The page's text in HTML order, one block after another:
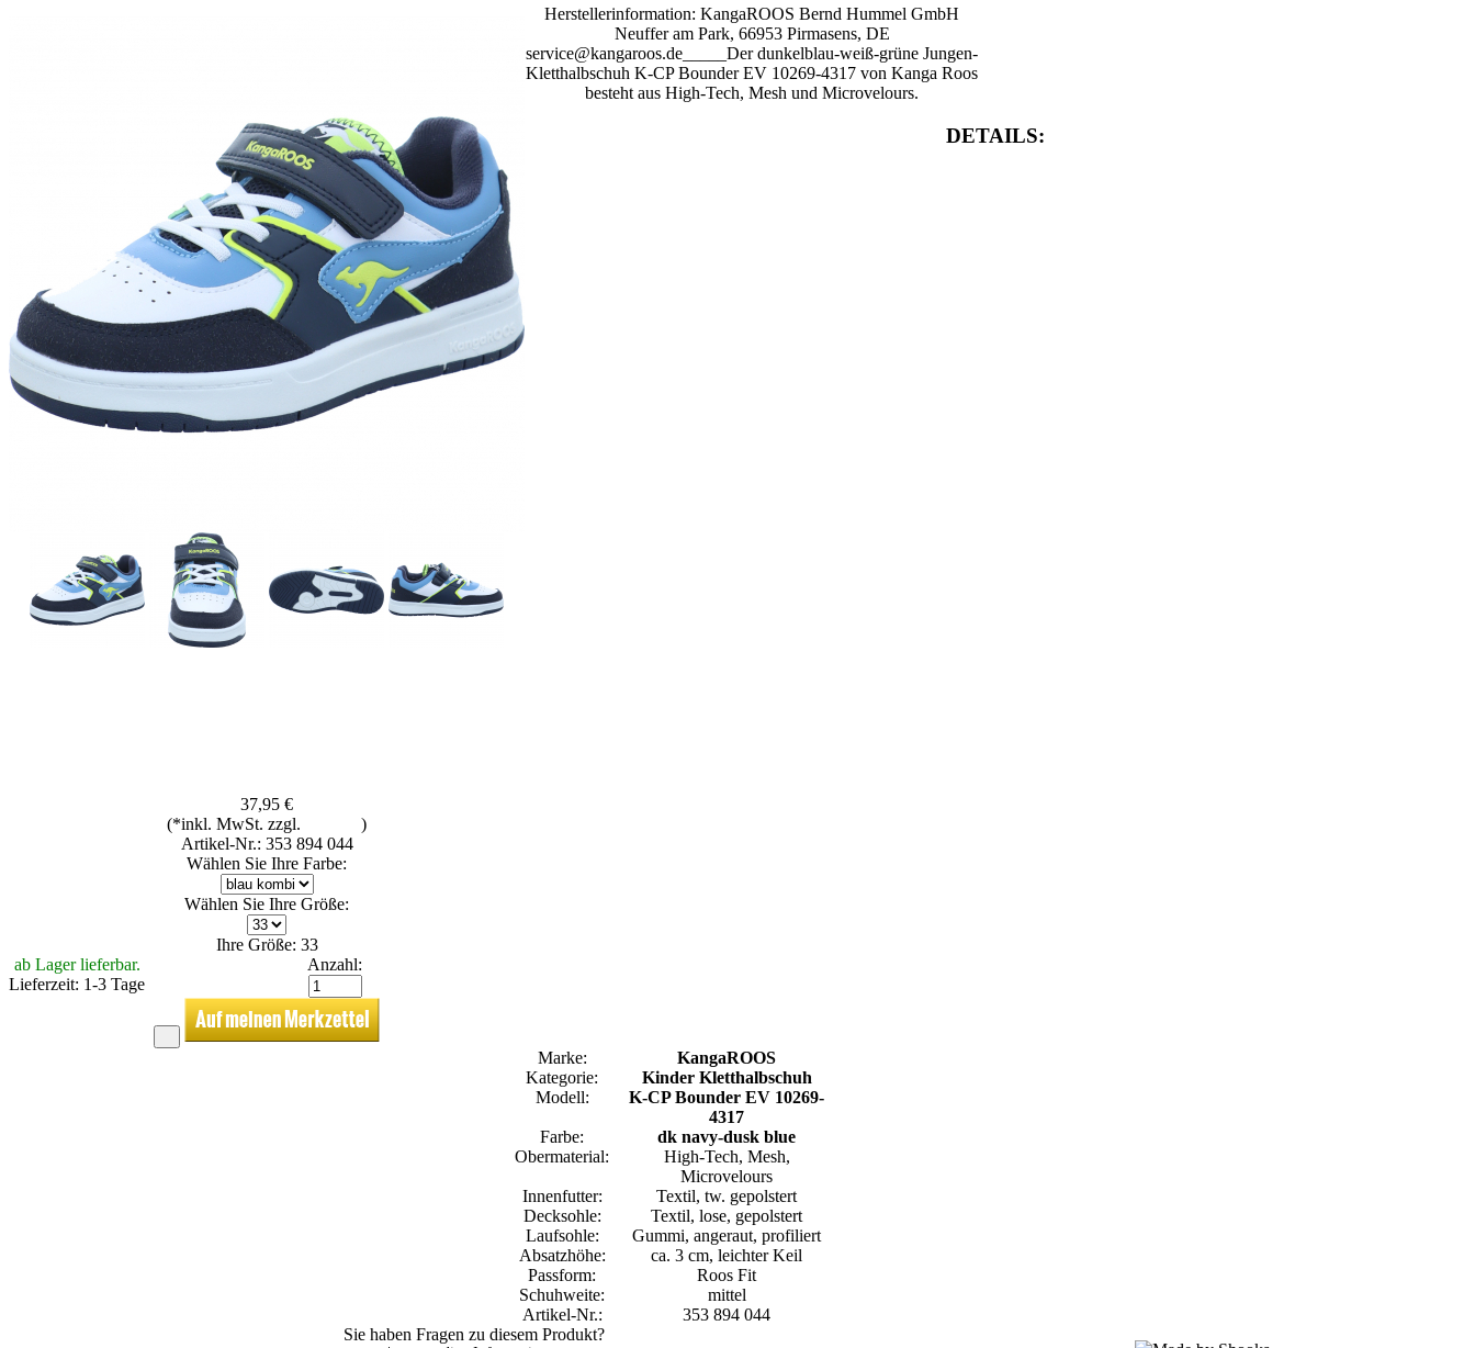
37,95 €
(*inkl. MwSt. zzgl.
)
Artikel-Nr.: 353 894 044
Wählen Sie Ihre Farbe:
Wählen Sie Ihre Größe:
Ihre Größe: 33
ab Lager lieferbar.
Lieferzeit: 1-3 Tage
Anzahl:
Herstellerinformation: KangaROOS Bernd Hummel GmbH
Neuffer am Park, 66953 Pirmasens, DE
service@kangaroos.de_____Der dunkelblau-weiß-grüne Jungen-
Kletthalbschuh K-CP Bounder EV 10269-4317 von Kanga Roos
besteht aus High-Tech, Mesh und Microvelours.
DETAILS:
Marke:
KangaROOS
Kategorie:
Kinder Kletthalbschuh
Modell:
K-CP Bounder EV 10269-
4317
Farbe:
dk navy-dusk blue
Obermaterial:
High-Tech, Mesh,
Microvelours
Innenfutter:
Textil, tw. gepolstert
Decksohle:
Textil, lose, gepolstert
Laufsohle:
Gummi, angeraut, profiliert
Absatzhöhe:
ca. 3 cm, leichter Keil
Passform:
Roos Fit
Schuhweite:
mittel
Artikel-Nr.:
353 894 044
Sie haben Fragen zu diesem Produkt?